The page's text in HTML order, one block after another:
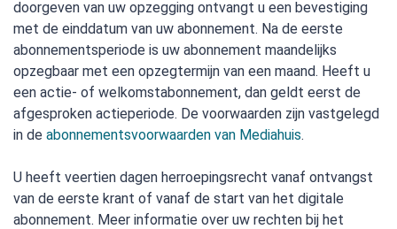
doorgeven van uw opzegging ontvangt u een bevestiging
met de einddatum van uw abonnement. Na de eerste
abonnementsperiode is uw abonnement maandelijks
opzegbaar met een opzegtermijn van een maand. Heeft u
een actie- of welkomstabonnement, dan geldt eerst de
afgesproken actieperiode. De voorwaarden zijn vastgelegd
in de abonnementsvoorwaarden van Mediahuis.
U heeft veertien dagen herroepingsrecht vanaf ontvangst
van de eerste krant of vanaf de start van het digitale
abonnement. Meer informatie over uw rechten bij het